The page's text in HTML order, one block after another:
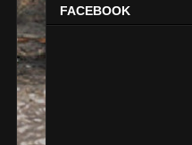
FACEBOOK